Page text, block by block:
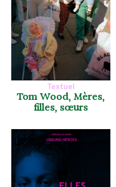
Textuel
Tom Wood, Mères,
filles, sœurs